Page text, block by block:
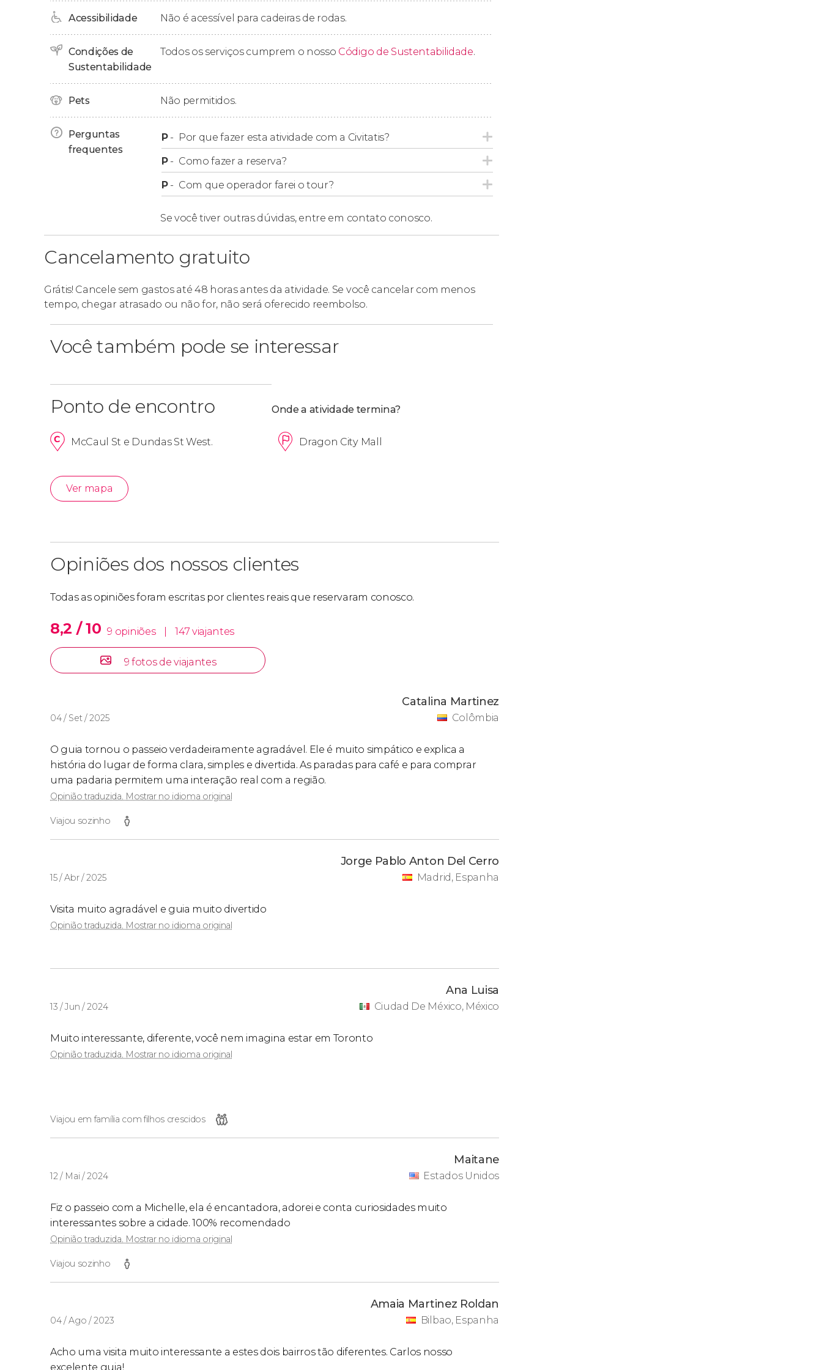
Finalmente, iremos levá-lo aocentro comercial Dragon City, onde concluiremos a visita às
12:00 horas.
Acessibilidade Não é acessível para cadeiras de rodas.
Condições de
Sustentabilidade
Todos os serviços cumprem o nosso Código de Sustentabilidade.
Pets Não permitidos.
Perguntas
frequentes
P- Por que fazer esta atividade com a Civitatis?
P- Como fazer a reserva?
P- Com que operador farei o tour?
Se você tiver outras dúvidas, entre em contato conosco.
Cancelamento gratuito
Grátis! Cancele sem gastos até 48 horas antes da atividade. Se você cancelar com menos
tempo, chegar atrasado ou não for, não será oferecido reembolso.
Você também pode se interessar
Ponto de encontro Onde a atividade termina?
McCaul St e Dundas St West. Dragon City Mall
Ver mapa
Opiniões dos nossos clientes
Todas as opiniões foram escritas por clientes reais que reservaram conosco.
8,2 / 10 9 opiniões 147 viajantes
9 fotos de viajantes
04 / Set / 2025
Catalina Martinez
Colômbia
O guia tornou o passeio verdadeiramente agradável. Ele é muito simpático e explica a
história do lugar de forma clara, simples e divertida. As paradas para café e para comprar
uma padaria permitem uma interação real com a região.
Opinião traduzida. Mostrar no idioma original
Viajou sozinho
15 / Abr / 2025
Jorge Pablo Anton Del Cerro
Madrid, Espanha
Visita muito agradável e guia muito divertido
Opinião traduzida. Mostrar no idioma original
13 / Jun / 2024
Ana Luisa
Ciudad De México, México
Muito interessante, diferente, você nem imagina estar em Toronto
Opinião traduzida. Mostrar no idioma original
Viajou em família com filhos crescidos
12 / Mai / 2024
Maitane
Estados Unidos
Fiz o passeio com a Michelle, ela é encantadora, adorei e conta curiosidades muito
interessantes sobre a cidade. 100% recomendado
Opinião traduzida. Mostrar no idioma original
Viajou sozinho
04 / Ago / 2023
Amaia Martinez Roldan
Bilbao, Espanha
Acho uma visita muito interessante a estes dois bairros tão diferentes. Carlos nosso
excelente guia!